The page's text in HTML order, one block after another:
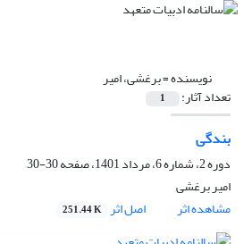
نویسنده =برغشی، امیر
تعداد آثار: 1
بندگی
دوره 2، شماره 6، مرداد 1401، صفحه
30-30
امیر برغشی
مشاهده اثر
اصل اثر 251.44 K